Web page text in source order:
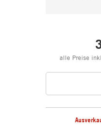
alle Preise